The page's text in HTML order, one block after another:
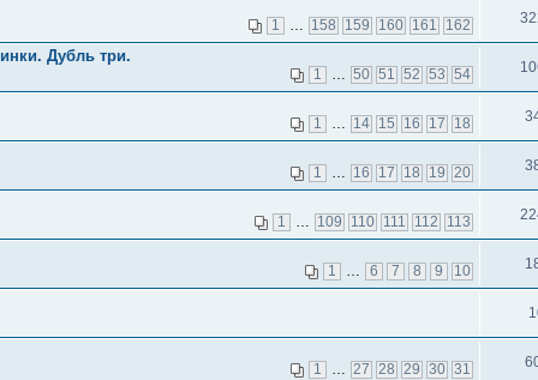
1 … 158 159 160 161 162
Дубль три.
1 … 50 51 52 53 54
1 … 14 15 16 17 18
1 … 16 17 18 19 20
1 … 109 110 111 112 113
1 … 6 7 8 9 10
1 … 27 28 29 30 31